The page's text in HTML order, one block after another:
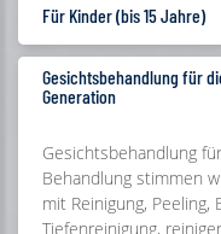
Für Kinder (bis 15 Jahre)
Gesichtsbehandlung für
Generation
Gesichtsbehandlung
Behandlung stimmen
mit Reinigung, Peeling,
Tiefenreinigung,